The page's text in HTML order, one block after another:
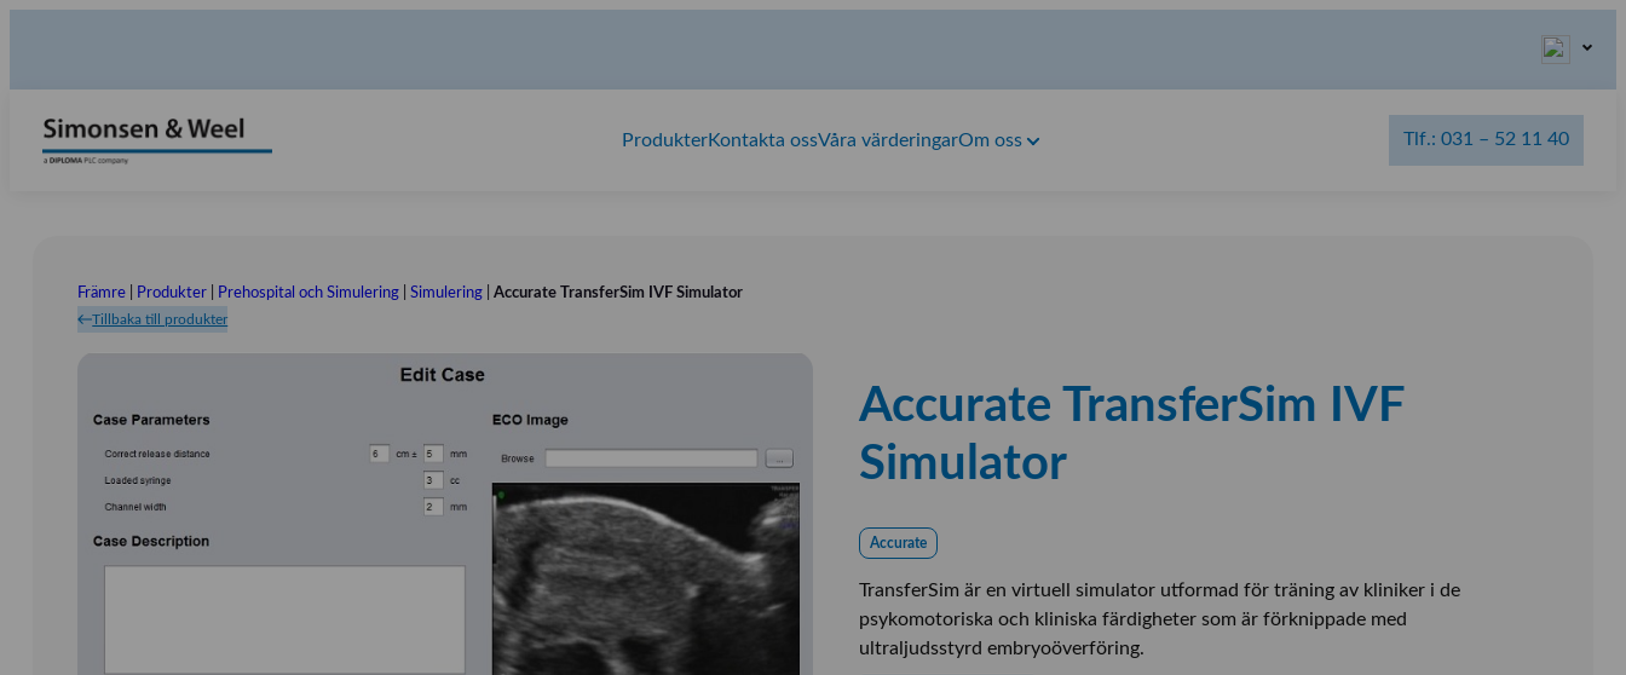
ProdukterKontakta ossVåra värderingarOm oss Tlf.: 031 – 52 11 40
Främre Produkter Prehospital och Simulering |Simulering |Accurate TransferSim IVF Simulator
Tillbaka till produkter
Accurate TransferSim IVF
Simulator
Accurate
TransferSim är en virtuell simulator utformad för träning av kliniker i de
psykomotoriska och kliniska färdigheter som är förknippade med
ultraljudsstyrd embryoöverföring.